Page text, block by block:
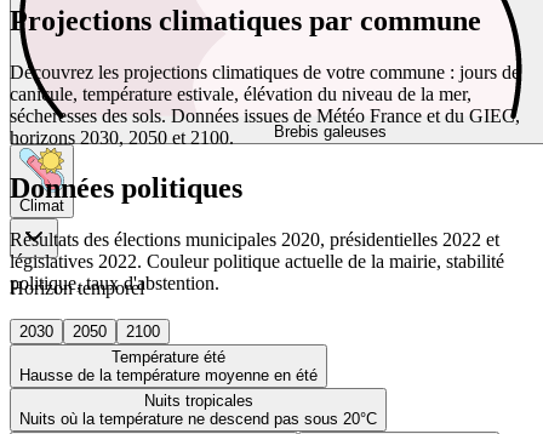
Brebis galeuses
Climat
Horizon temporel
2030 2050
2100
Température été
Hausse de la température moyenne en été
Nuits tropicales
Nuits où la température ne descend pas sous 20°C
Projections climatiques par commune
Découvrez les projections climatiques de votre commune : jours de
canicule, température estivale, élévation du niveau de la mer,
sécheresses des sols. Données issues de Météo France et du GIEC,
horizons 2030, 2050 et 2100.
Données politiques
Résultats des élections municipales 2020, présidentielles 2022 et
législatives 2022. Couleur politique actuelle de la mairie, stabilité
politique, taux d'abstention.